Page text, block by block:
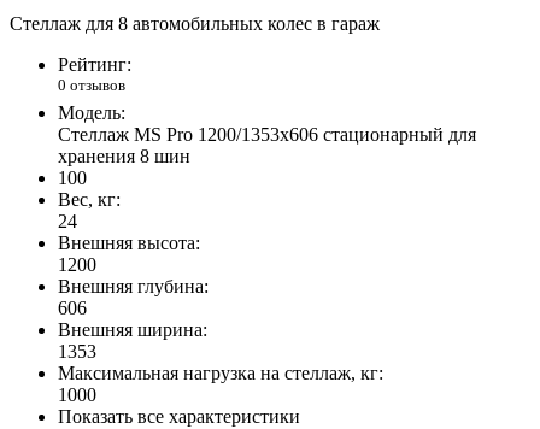
Стеллаж для 8 автомобильных колес в гараж
Рейтинг:
0 отзывов
Модель:
Стеллаж MS Pro 1200/1353x606 стационарный для
хранения 8 шин
100
Вес, кг:
24
Внешняя высота:
1200
Внешняя глубина:
606
Внешняя ширина:
1353
Максимальная нагрузка на стеллаж, кг:
1000
Показать все характеристики